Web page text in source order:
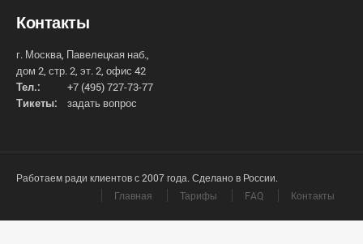
Контакты
г. Москва, Павелецкая наб.,
дом 2, стр. 2, эт. 2, офис 42
Тел.:
+7 (495) 727-73-77
Тикеты:
задать вопрос
Работаем ради клиентов с 2007 года. Сделано в России.
Главная
Тарифы FAQ Контакты